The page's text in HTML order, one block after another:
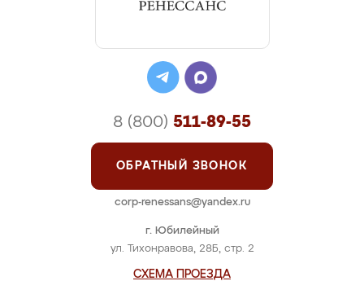
г. Юбилейный
ул. Тихонравова, 28Б, стр. 2
СХЕМА ПРОЕЗДА
8 (800) 511-89-55
ОБРАТНЫЙ ЗВОНОК
corp-renessans@yandex.ru